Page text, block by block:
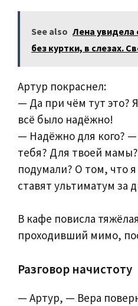
See also Лена увидела
без куртки, в слезах.
Артур покраснел:
— Да при чём тут это?
всё было надёжно!
— Надёжно для кого?
тебя? Для твоей
подумали? О том, что
ставят ультиматум за
В кафе повисла
проходивший мимо,
Разговор начистоту
— Артур, — Вера